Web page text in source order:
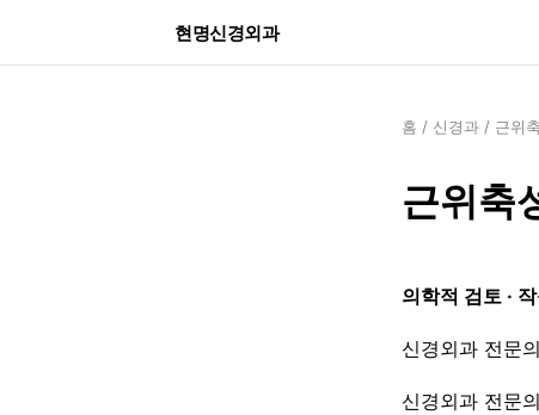
현명신경외과
홈 / 신경과 / 근위
근위축
의학적 검토 ·
신경외과 전문
신경외과 전문